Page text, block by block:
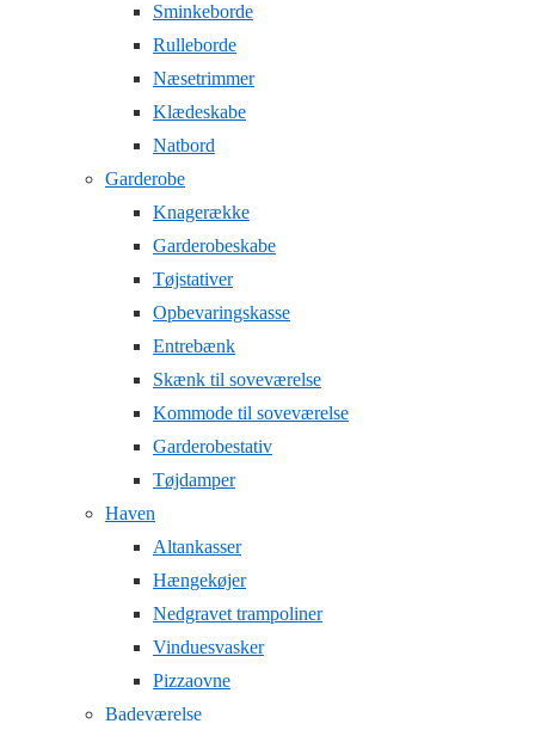
Sminkeborde
Rulleborde
Næsetrimmer
Klædeskabe
Natbord
Garderobe
Knagerække
Garderobeskabe
Tøjstativer
Opbevaringskasse
Entrebænk
Skænk til soveværelse
Kommode til soveværelse
Garderobestativ
Tøjdamper
Haven
Altankasser
Hængekøjer
Nedgravet trampoliner
Vinduesvasker
Pizzaovne
Badeværelse